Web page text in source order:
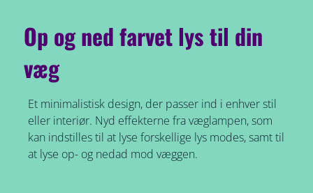
Op og ned farvet lys til din
væg
Et minimalistisk design, der passer ind i enhver stil
eller interiør. Nyd effekterne fra væglampen, som
kan indstilles til at lyse forskellige lys modes, samt til
at lyse op- og nedad mod væggen.